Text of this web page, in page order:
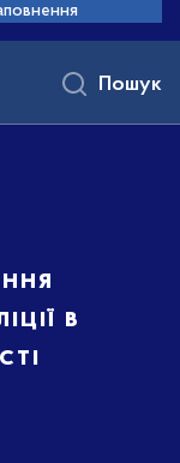
в
Пошук